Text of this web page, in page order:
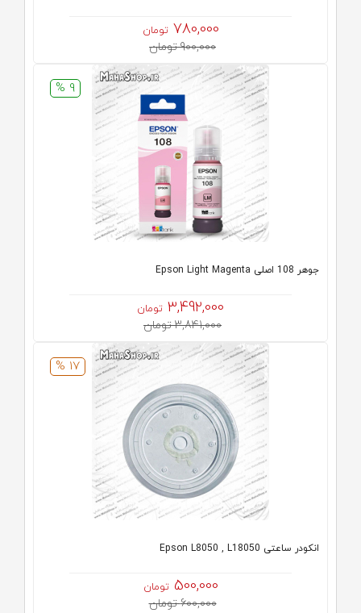
780,000 تومان
900,000 تومان
9 %
جوهر 108 اصلی Epson Light Magenta
3,492,000 تومان
3,841,000 تومان
17 %
انکودر ساعتی Epson L8050 , L18050
500,000 تومان
600,000 تومان